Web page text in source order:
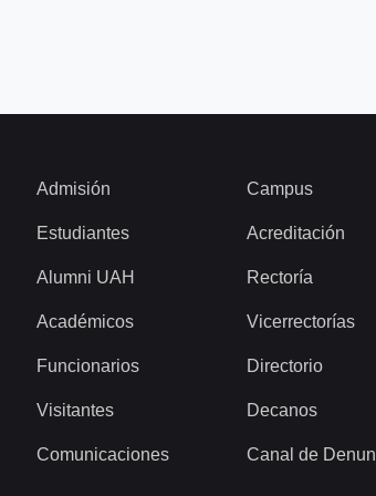
Admisión
Estudiantes
Alumni UAH
Académicos
Funcionarios
Visitantes
Comunicaciones
Campus
Acreditación
Rectoría
Vicerrectorías
Directorio
Decanos
Canal de